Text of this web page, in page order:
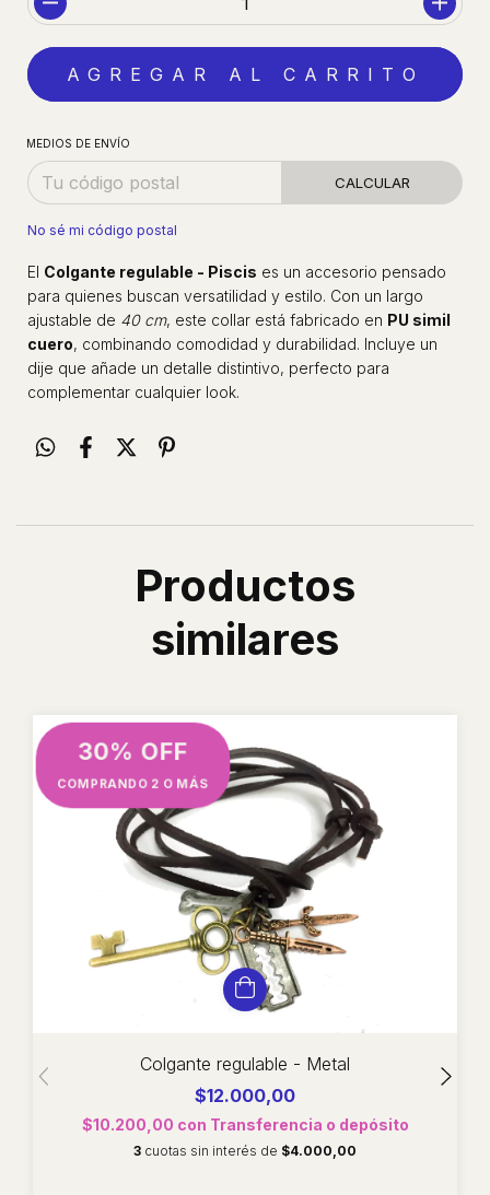
MEDIOS DE ENVÍO
CALCULAR
No sé mi código postal
El Colgante regulable - Piscis es un accesorio pensado
para quienes buscan versatilidad y estilo. Con un largo
ajustable de 40 cm, este collar está fabricado en PU simil
cuero, combinando comodidad y durabilidad. Incluye un
dije que añade un detalle distintivo, perfecto para
complementar cualquier look.
Productos
similares
30% OFF
COMPRANDO 2 O MÁS
Colgante regulable - Metal
$12.000,00
$10.200,00 con Transferencia o depósito
3 cuotas sin interés de $4.000,00